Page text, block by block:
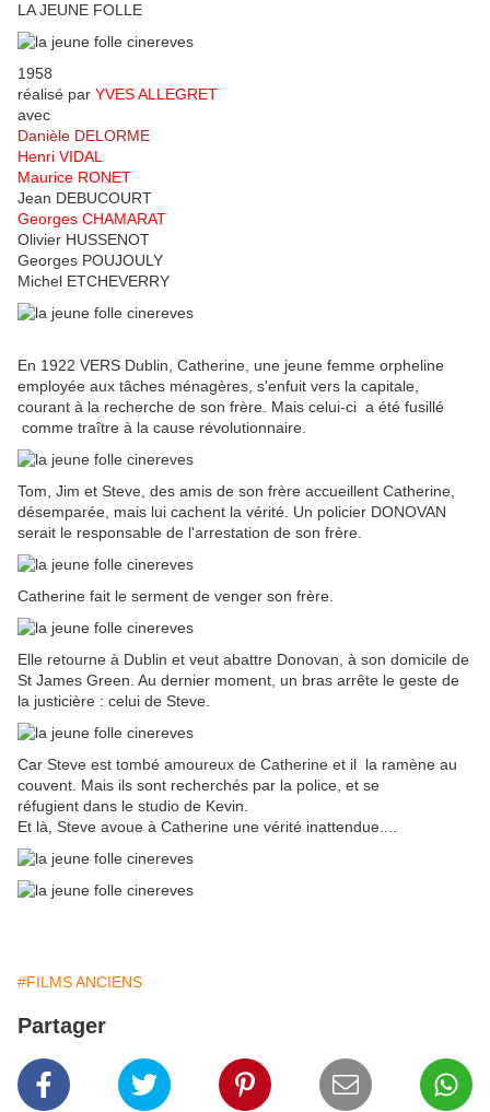
LA JEUNE FOLLE
1958
réalisé par YVES ALLEGRET
avec
Danièle DELORME
Henri VIDAL
Maurice RONET
Jean DEBUCOURT
Georges CHAMARAT
Olivier HUSSENOT
Georges POUJOULY
Michel ETCHEVERRY
En 1922 VERS Dublin, Catherine, une jeune femme orpheline
employée aux tâches ménagères, s'enfuit vers la capitale,
courant à la recherche de son frère. Mais celui-ci a été fusillé
comme traître à la cause révolutionnaire.
Tom, Jim et Steve, des amis de son frère accueillent Catherine,
désemparée, mais lui cachent la vérité. Un policier DONOVAN
serait le responsable de l'arrestation de son frère.
Catherine fait le serment de venger son frère.
Elle retourne à Dublin et veut abattre Donovan, à son domicile de
St James Green. Au dernier moment, un bras arrête le geste de
la justicière : celui de Steve.
Car Steve est tombé amoureux de Catherine et il la ramène au
couvent. Mais ils sont recherchés par la police, et se
réfugient dans le studio de Kevin.
Et là, Steve avoue à Catherine une vérité inattendue....
#FILMS ANCIENS
Partager